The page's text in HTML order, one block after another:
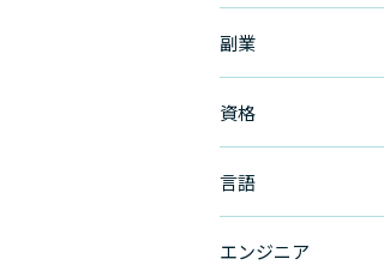
副業
資格
言語
エンジニア